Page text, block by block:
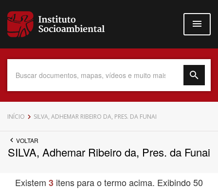
para
conteúdo
Data do Documento
INÍCIO SILVA, ADHEMAR RIBEIRO DA, PRES. DA FUNAI
VOLTAR
SILVA, Adhemar Ribeiro da, Pres. da Funai
Existem 3 itens para o termo acima. Exibindo 50